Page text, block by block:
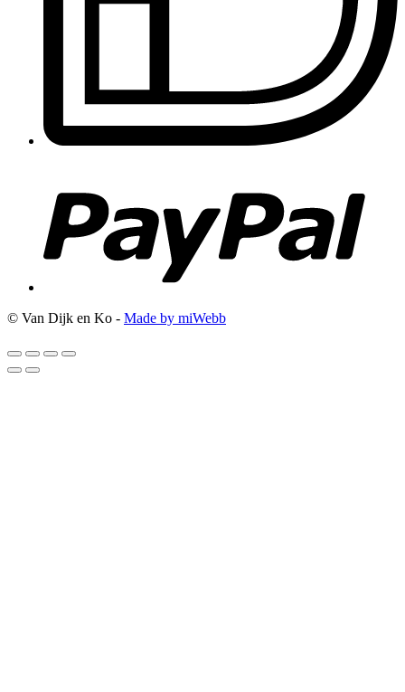
© Van Dijk en Ko - Made by miWebb